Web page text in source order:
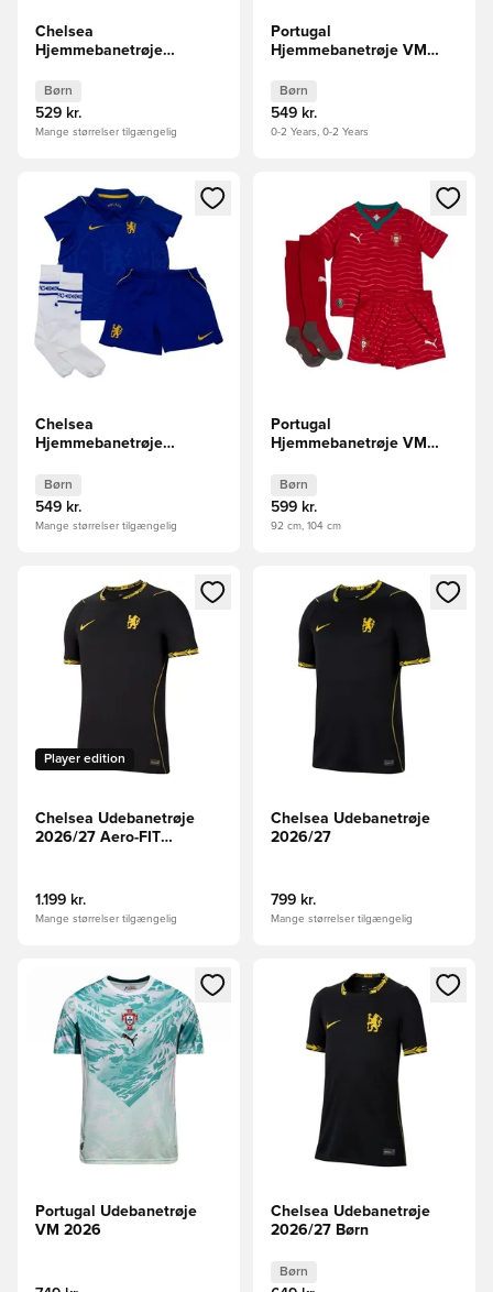
Chelsea
Hjemmebanetrøje
Børn
529 kr.
Mange størrelser tilgængelig
Portugal
Hjemmebanetrøje VM
Børn
549 kr.
0-2 Years, 0-2 Years
Åbner en Modal til at logge ind eller tilmelde dig som
Chelsea
Hjemmebanetrøje
Børn
549 kr.
Mange størrelser tilgængelig
Åbner en Modal til at logge
Portugal
Hjemmebanetrøje VM
Børn
599 kr.
92 cm, 104 cm
Åbner en Modal til at logge ind eller tilmelde dig som
Player edition
Chelsea Udebanetrøje
2026/27 Aero-FIT
1.199 kr.
Mange størrelser tilgængelig
Åbner en Modal til at logge
Chelsea Udebanetrøje
2026/27
799 kr.
Mange størrelser tilgængelig
Åbner en Modal til at logge ind eller tilmelde dig som
Portugal Udebanetrøje
VM 2026
Åbner en Modal til at logge
Chelsea Udebanetrøje
2026/27 Børn
Børn